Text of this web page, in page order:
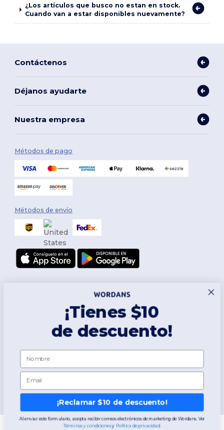
¿Los artículos que busco no estan en stock.
Cuando van a estar disponibles nuevamente?
Contáctenos
Déjanos ayudarte
Nuestra empresa
Métodos de pago
Métodos de envío
Términos y Condiciones|Política de personalización|Política de
Política de Cookies |Mapa del sitio
¡Tienes $10
de descuento!
Nombre
Email
¡Reclamar $10 de descuento!
Al enviar este formulario, acepta recibir correos electrónicos de marketing de Wordans. Ver
Términos y condiciones​y Política de privacidad.